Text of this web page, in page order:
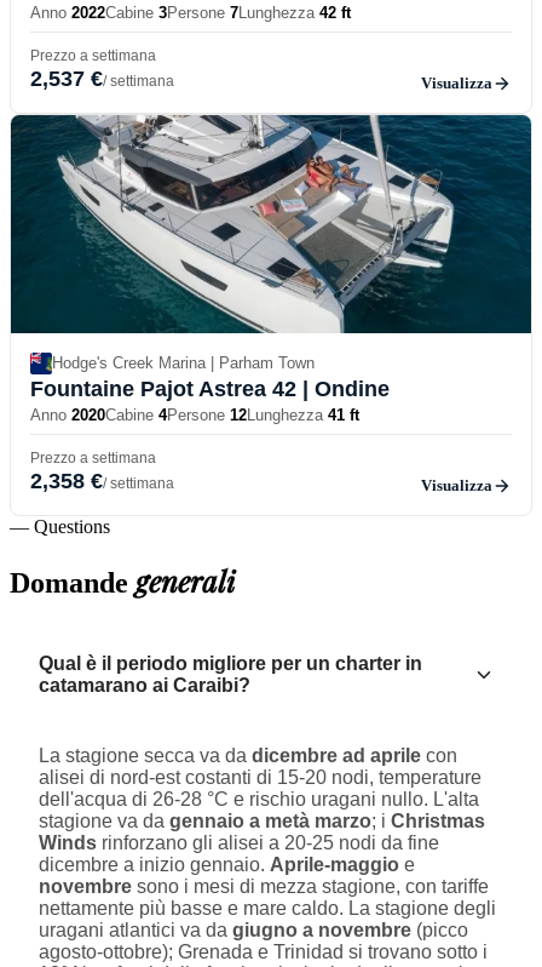
Anno 2022Cabine 3Persone 7Lunghezza 42 ft
Prezzo a settimana
2,537 €/ settimana Visualizza
Hodge's Creek Marina | Parham Town
Fountaine Pajot Astrea 42 | Ondine
Anno 2020Cabine 4Persone 12Lunghezza 41 ft
Prezzo a settimana
2,358 €/ settimana Visualizza
— Questions
Domandegenerali
Qual è il periodo migliore per un charter in
catamarano ai Caraibi?
La stagione secca va da dicembre ad aprile con
alisei di nord-est costanti di 15-20 nodi, temperature
dell'acqua di 26-28 °C e rischio uragani nullo. L'alta
stagione va da gennaio a metà marzo; i Christmas
Winds rinforzano gli alisei a 20-25 nodi da fine
dicembre a inizio gennaio. Aprile-maggio e
novembre sono i mesi di mezza stagione, con tariffe
nettamente più basse e mare caldo. La stagione degli
uragani atlantici va da giugno a novembre (picco
agosto-ottobre); Grenada e Trinidad si trovano sotto i